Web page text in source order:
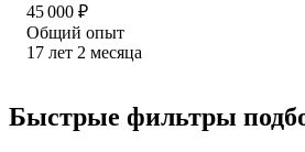
45 000 ₽
Общий опыт
17 лет 2 месяца
Быстрые фильтры